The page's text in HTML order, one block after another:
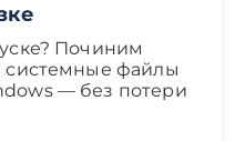
Починим
системные файлы
— без потери